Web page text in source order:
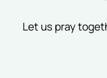
Let us pray